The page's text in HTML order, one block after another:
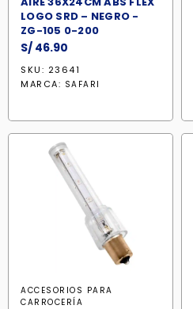
LOGO SRD – NEGRO -
ZG-105 0-200
S/ 46.90
SKU: 23641
MARCA: SAFARI
ACCESORIOS PARA
CARROCERÍA